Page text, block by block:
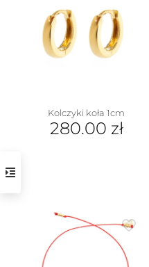
Opcje
można
wybrać
na
Kolczyki koła 1cm
280.00 zł